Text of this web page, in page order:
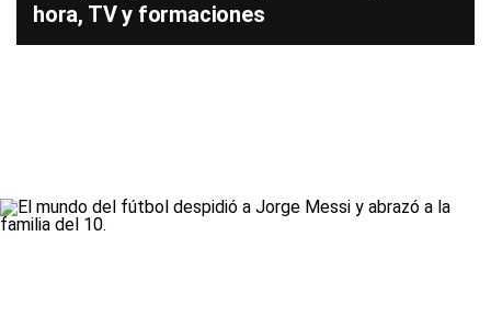
hora, TV y formaciones